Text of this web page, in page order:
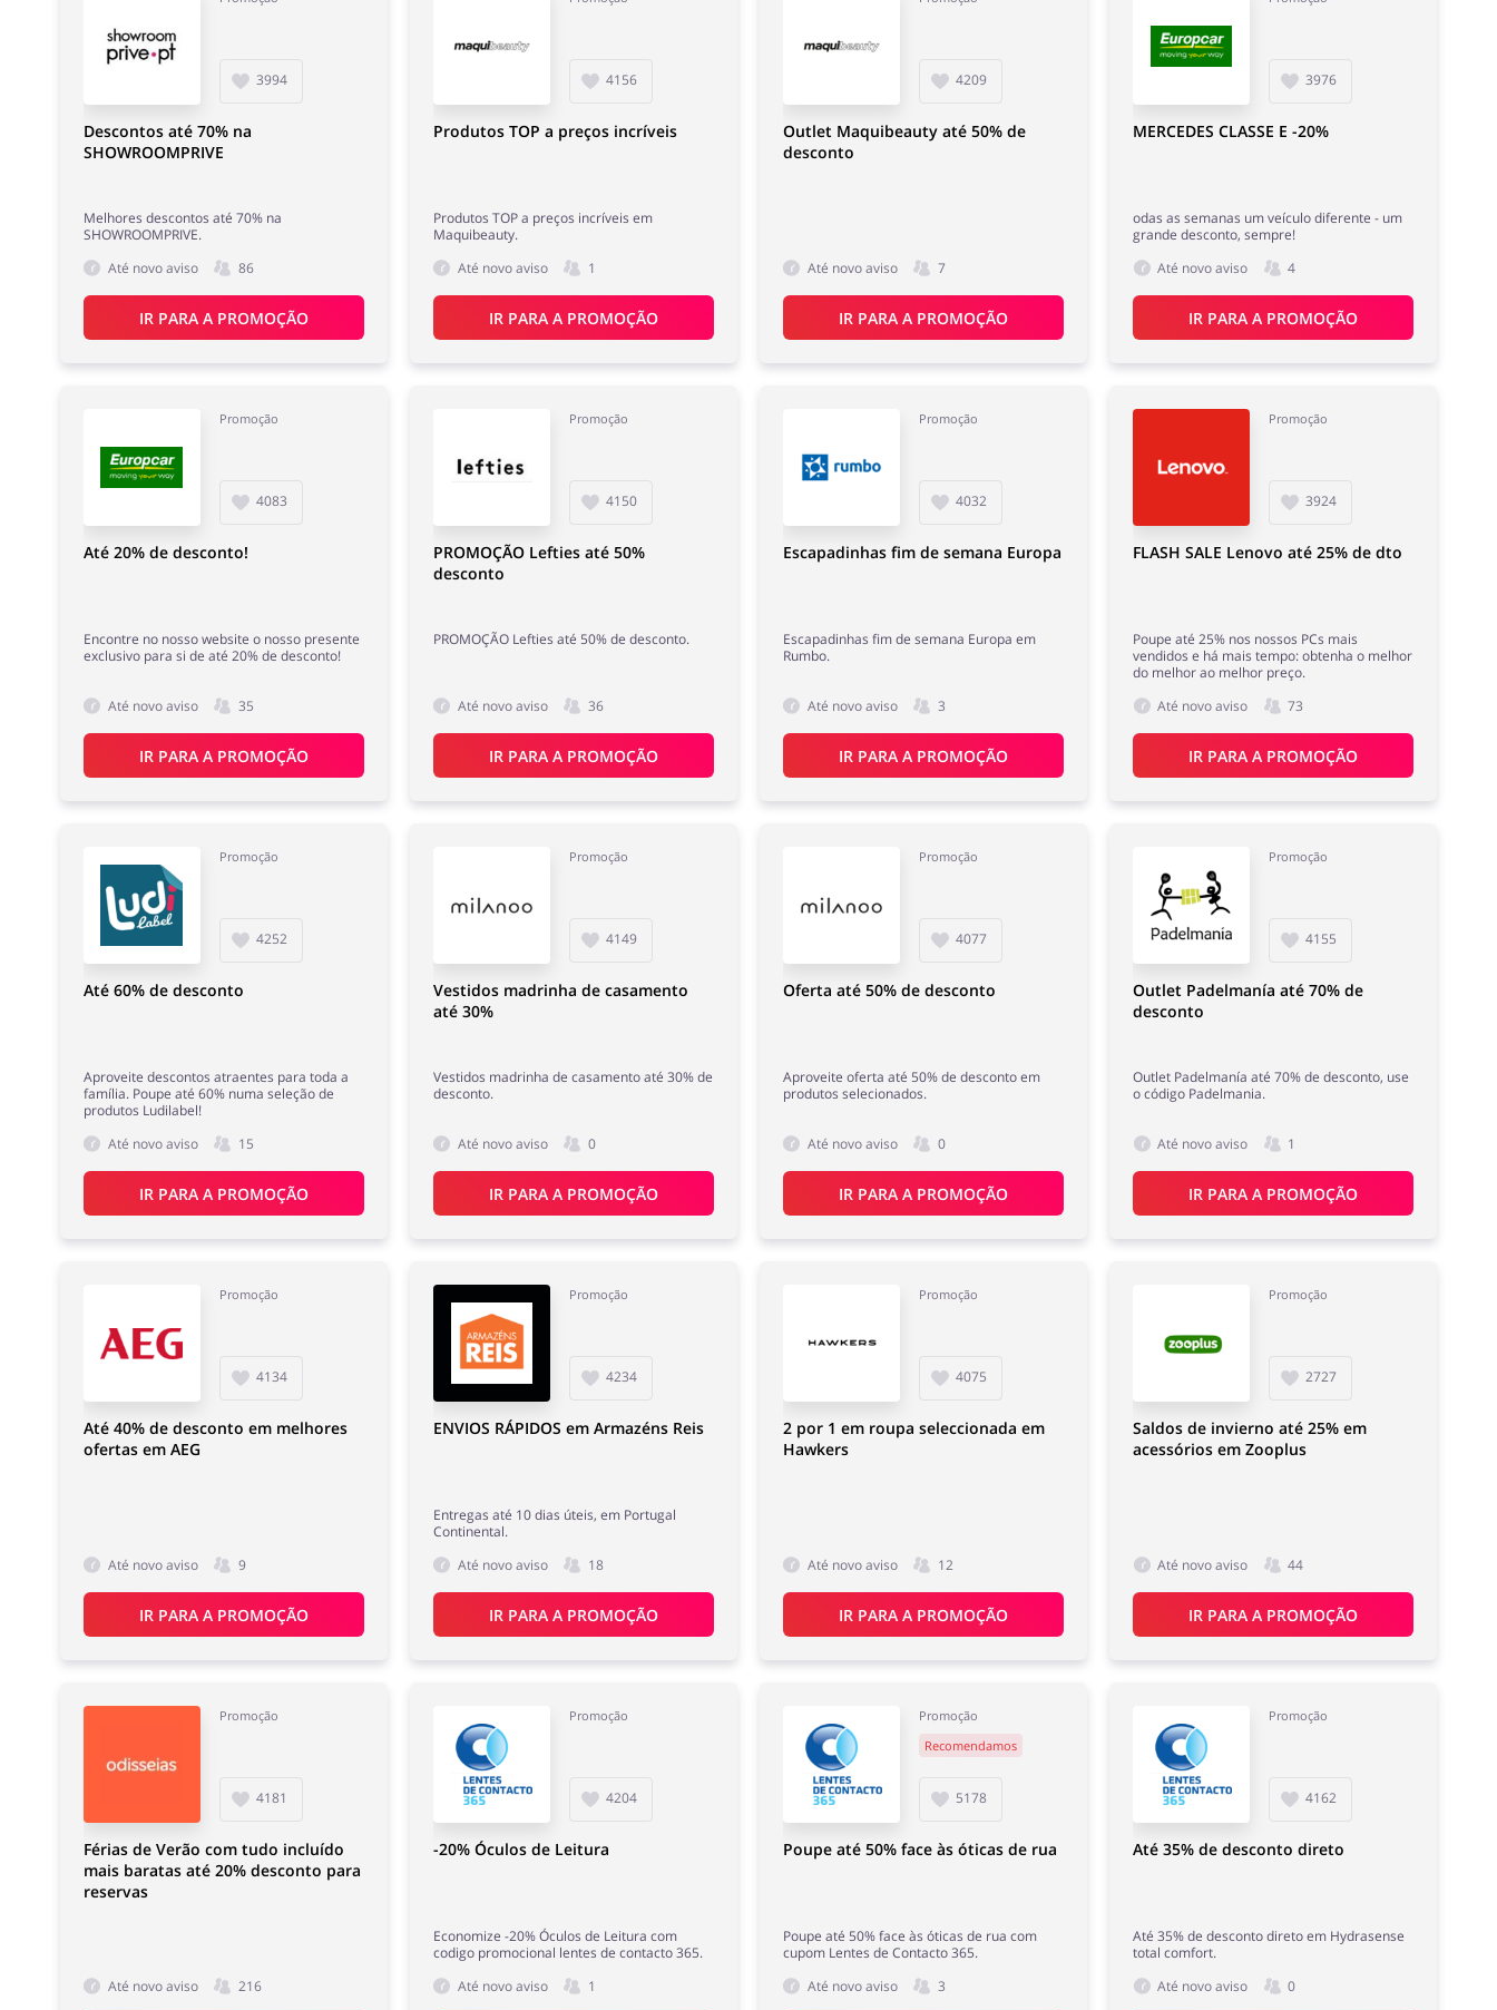
3994
Descontos até 70% na
SHOWROOMPRIVE
Melhores descontos até 70% na
SHOWROOMPRIVE.
Até novo aviso
86
IR PARA A PROMOÇÃO
4156
Produtos TOP a preços incríveis
Produtos TOP a preços incríveis em
Maquibeauty.
Até novo aviso
1
IR PARA A PROMOÇÃO
4209
Outlet Maquibeauty até 50% de
desconto
Até novo aviso 7
IR PARA A PROMOÇÃO
3976
MERCEDES CLASSE E -20%
odas as semanas um veículo diferente - um
grande desconto, sempre!
Até novo aviso
4
IR PARA A PROMOÇÃO
Promoção
4083
Até 20% de desconto!
Encontre no nosso website o nosso presente
exclusivo para si de até 20% de desconto!
Até novo aviso 35
IR PARA A PROMOÇÃO
Promoção
4150
PROMOÇÃO Lefties até 50%
desconto
PROMOÇÃO Lefties até 50% de desconto.
Até novo aviso 36
IR PARA A PROMOÇÃO
Promoção
4032
Escapadinhas fim de semana Europa
Escapadinhas fim de semana Europa em
Rumbo.
Até novo aviso 3
IR PARA A PROMOÇÃO
Promoção
3924
FLASH SALE Lenovo até 25% de dto
Poupe até 25% nos nossos PCs mais
vendidos e há mais tempo: obtenha o melhor
do melhor ao melhor preço.
Até novo aviso
73
IR PARA A PROMOÇÃO
Promoção
4252
Até 60% de desconto
Aproveite descontos atraentes para toda a
família. Poupe até 60% numa seleção de
produtos Ludilabel!
Até novo aviso
15
IR PARA A PROMOÇÃO
Promoção
4149
Vestidos madrinha de casamento
até 30%
Vestidos madrinha de casamento até 30% de
desconto.
Até novo aviso 0
IR PARA A PROMOÇÃO
Promoção
4077
Oferta até 50% de desconto
Aproveite oferta até 50% de desconto em
produtos selecionados.
Até novo aviso 0
IR PARA A PROMOÇÃO
Promoção
4155
Outlet Padelmanía até 70% de
desconto
Outlet Padelmanía até 70% de desconto, use
o código Padelmania.
Até novo aviso 1
IR PARA A PROMOÇÃO
Promoção
4134
Até 40% de desconto em melhores
ofertas em AEG
Até novo aviso 9
IR PARA A PROMOÇÃO
Promoção
4234
ENVIOS RÁPIDOS em Armazéns Reis
Entregas até 10 dias úteis, em Portugal
Continental.
Até novo aviso
18
IR PARA A PROMOÇÃO
Promoção
4075
2 por 1 em roupa seleccionada em
Hawkers
Até novo aviso 12
IR PARA A PROMOÇÃO
Promoção
2727
Saldos de invierno até 25% em
acessórios em Zooplus
Até novo aviso 44
IR PARA A PROMOÇÃO
Promoção
4181
Férias de Verão com tudo incluído
mais baratas até 20% desconto para
reservas
Até novo aviso 216
Promoção
4204
-20% Óculos de Leitura
Economize -20% Óculos de Leitura com
codigo promocional lentes de contacto 365.
Até novo aviso
1
Promoção
Recomendamos
5178
Poupe até 50% face às óticas de rua
Poupe até 50% face às óticas de rua com
cupom Lentes de Contacto 365.
Até novo aviso
3
Promoção
4162
Até 35% de desconto direto
Até 35% de desconto direto em Hydrasense
total comfort.
Até novo aviso
0